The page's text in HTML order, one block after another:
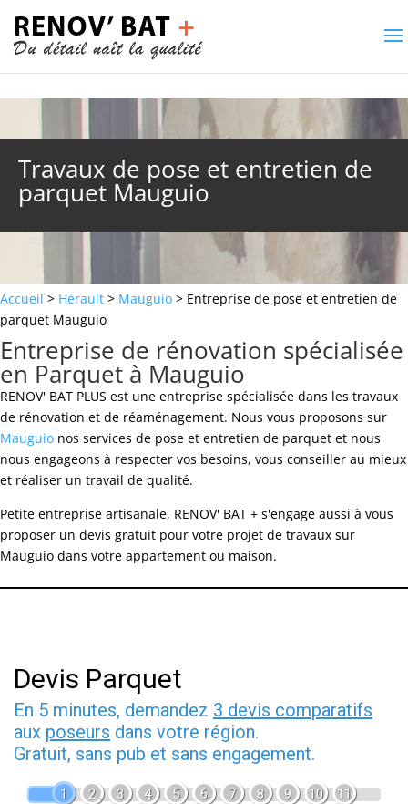
Travaux de pose et entretien de
parquet Mauguio
Accueil > Hérault > Mauguio > Entreprise de pose et entretien de
parquet Mauguio
Entreprise de rénovation spécialisée
en Parquet à Mauguio
RENOV' BAT PLUS est une entreprise spécialisée dans les travaux
de rénovation et de réaménagement. Nous vous proposons sur
Mauguio nos services de pose et entretien de parquet et nous
nous engageons à respecter vos besoins, vous conseiller au mieux
et réaliser un travail de qualité.
Petite entreprise artisanale, RENOV' BAT + s'engage aussi à vous
proposer un devis gratuit pour votre projet de travaux sur
Mauguio dans votre appartement ou maison.
Devis Parquet
En 5 minutes, demandez 3 devis comparatifs
aux poseurs dans votre région.
Gratuit, sans pub et sans engagement.
1 2 3 4 5 6 7 8 9 10 11